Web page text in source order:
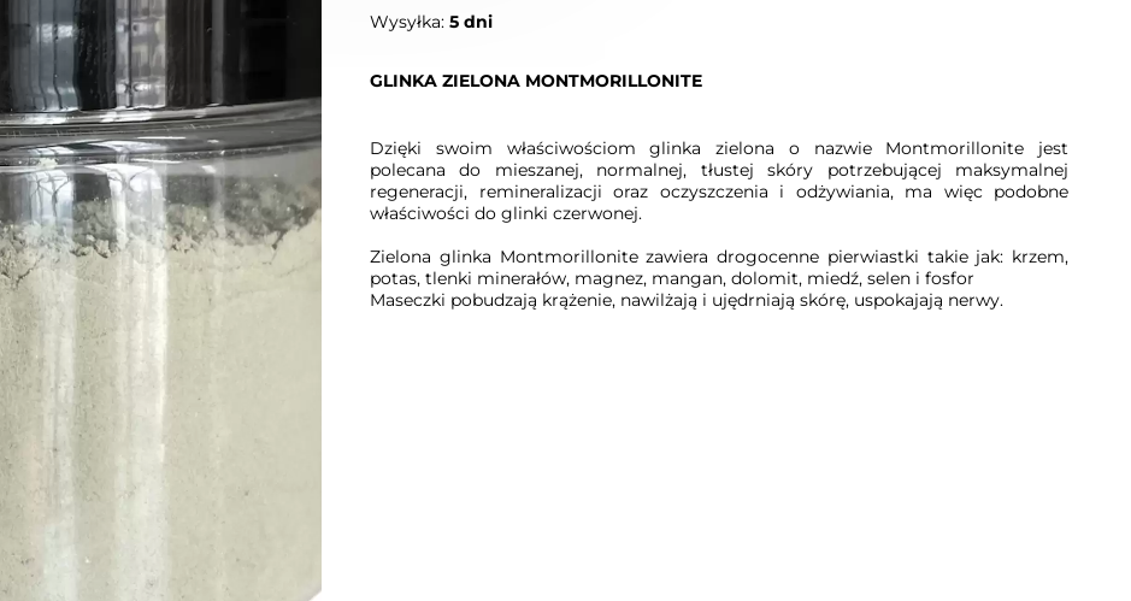
Wysyłka: 5 dni
GLINKA ZIELONA MONTMORILLONITE
Dzięki swoim właściwościom glinka zielona o nazwie Montmorillonite jest
polecana do mieszanej, normalnej, tłustej skóry potrzebującej maksymalnej
regeneracji, remineralizacji oraz oczyszczenia i odżywiania, ma więc podobne
właściwości do glinki czerwonej.
Zielona glinka Montmorillonite zawiera drogocenne pierwiastki takie jak: krzem,
potas, tlenki minerałów, magnez, mangan, dolomit, miedź, selen i fosfor
Maseczki pobudzają krążenie, nawilżają i ujędrniają skórę, uspokajają nerwy.